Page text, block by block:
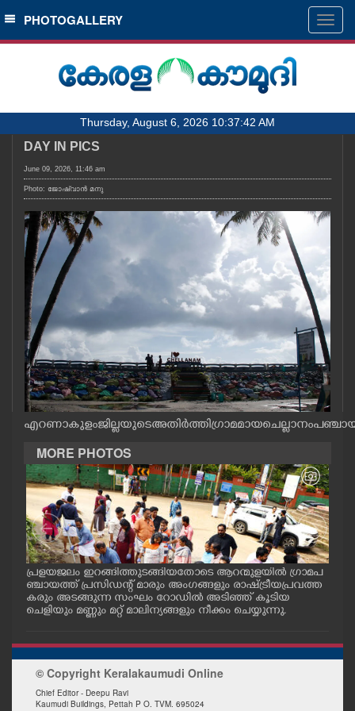
SECTIONS
HOME
NOTIFIED NEWS
KERALA
LOCAL
OBITUARY
NEWS 360
CASE DIARY
CINEMA
OPINION
PHOTOS
LIFESTYLE
SPIRITUAL
INFO+
ART
PHOTOGALLERY
Thursday, August 6, 2026 10:37:42 AM
DAY IN PICS
June 09, 2026, 11:46 am
Photo: ജോഷ്‌വാൻ മനു
എറണാകുളം ജില്ലയുടെ അതിർത്തി ഗ്രാമമായ ചെല്ലാനം
MORE PHOTOS
പ്രളയജലം ഇറങ്ങിത്തുടങ്ങിയതോടെ ആറന്മുളയിൽ ഗ്രാമപ
ഞ്ചായത്ത് പ്രസിഡന്റ് മാരും അംഗങ്ങളും രാഷ്ട്രീയപ്രവത്ത
കരും അടങ്ങുന്ന സംഘം റോഡിൽ അടിഞ്ഞ് കൂടിയ
ചെളിയും മണ്ണും മറ്റ് മാലിന്യങ്ങളും നീക്കം ചെയ്യുന്നു.
© Copyright Keralakaumudi Online
Chief Editor - Deepu Ravi
Kaumudi Buildings, Pettah P O. TVM. 695024